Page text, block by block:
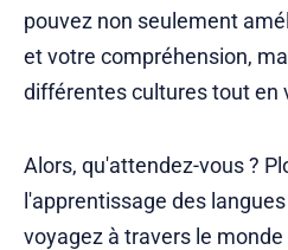
pouvez non seulement
et votre compréhension,
différentes cultures tout en
Alors, qu'attendez-vous ?
l'apprentissage des
voyagez à travers le